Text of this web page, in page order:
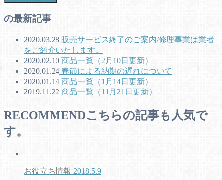
の最新記事
2020.03.28 販売サービス終了のご案内/修理事業は業者
をご紹介いたします。
2020.02.10 商品一覧（2月10日更新）
2020.01.24 春節による納期の遅れについて
2020.01.14 商品一覧（1月14日更新）
2019.11.22 商品一覧（11月21日更新）
RECOMMENDこちらの記事も人気で
す。
お役立ち情報 2018.5.9